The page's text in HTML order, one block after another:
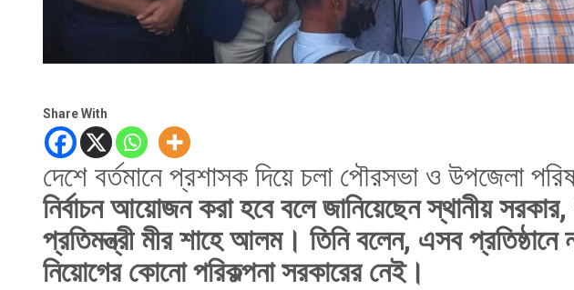
Share With
দেশে বর্তমানে প্রশাসক দিয়ে চলা পৌরসভা ও উপজেলা
নির্বাচন আয়োজন করা হবে বলে জানিয়েছেন স্থানীয়
প্রতিমন্ত্রী মীর শাহে আলম। তিনি বলেন, এসব
নিয়োগের কোনো পরিকল্পনা সরকারের নেই।